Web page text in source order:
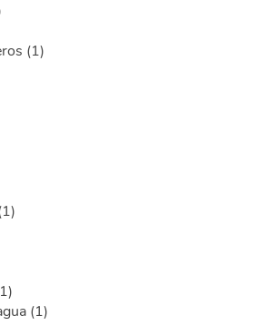
(1)
(1)